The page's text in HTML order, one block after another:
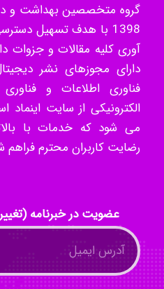
گروه متخصصین بهداشت و
1398 با هدف تسهیل
دارای مجوزهای نشر
فناوری اطلاعات و
الکترونیکی از سایت
می شود که خدمات با
رضایت کاربران محترم فراهم
عضویت در خبرنامه